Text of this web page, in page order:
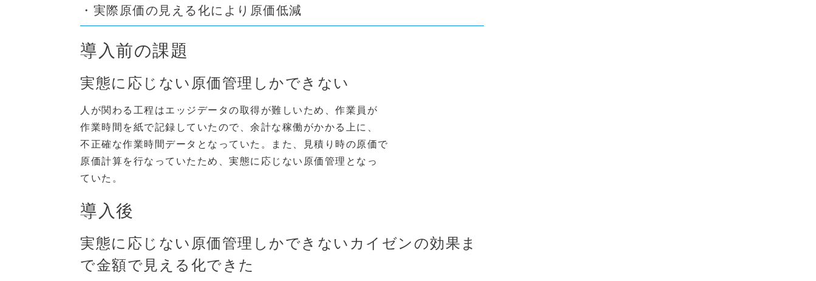
・実際原価の見える化により原価低減
導入前の課題
実態に応じない原価管理しかできない
人が関わる工程はエッジデータの取得が難しいため、作業員が
作業時間を紙で記録していたので、余計な稼働がかかる上に、
不正確な作業時間データとなっていた。また、見積り時の原価で
原価計算を行なっていたため、実態に応じない原価管理となっ
ていた。
導入後
実態に応じない原価管理しかできないカイゼンの効果ま
で金額で見える化できた